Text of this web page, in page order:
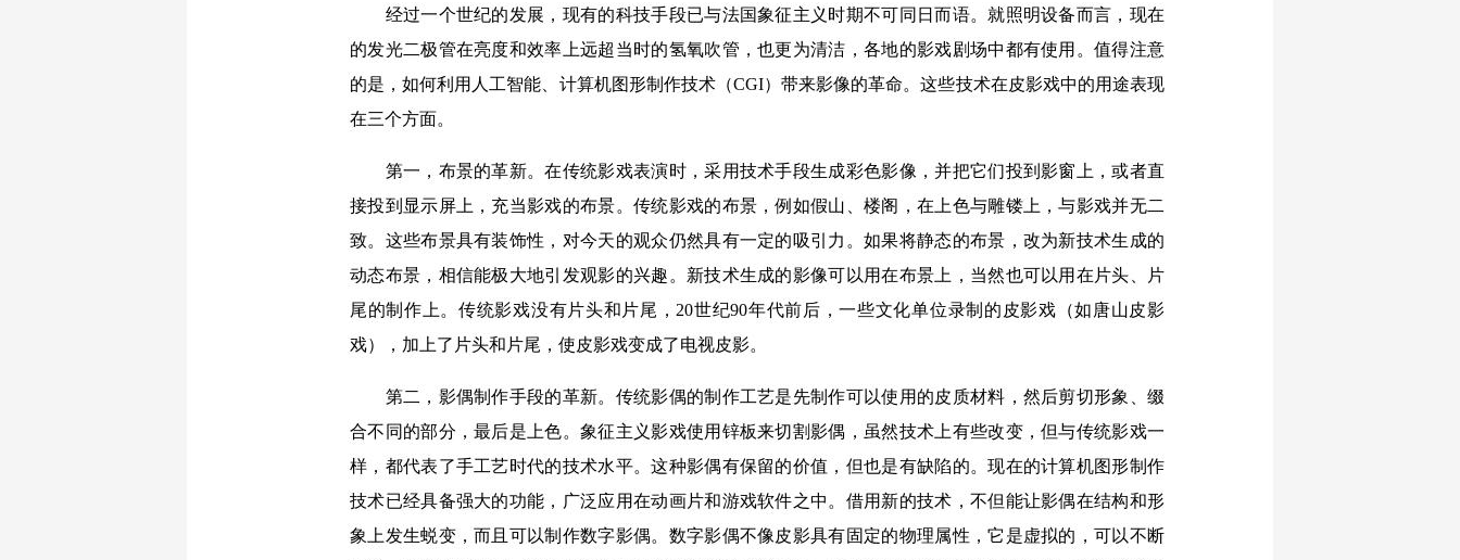
经过一个世纪的发展，现有的科技手段已与法国象征主义时期不可同日而语。就照明设备而言，现在
的发光二极管在亮度和效率上远超当时的氢氧吹管，也更为清洁，各地的影戏剧场中都有使用。值得注意
的是，如何利用人工智能、计算机图形制作技术（CGI）带来影像的革命。这些技术在皮影戏中的用途表现
在三个方面。
第一，布景的革新。在传统影戏表演时，采用技术手段生成彩色影像，并把它们投到影窗上，或者直
接投到显示屏上，充当影戏的布景。传统影戏的布景，例如假山、楼阁，在上色与雕镂上，与影戏并无二
致。这些布景具有装饰性，对今天的观众仍然具有一定的吸引力。如果将静态的布景，改为新技术生成的
动态布景，相信能极大地引发观影的兴趣。新技术生成的影像可以用在布景上，当然也可以用在片头、片
尾的制作上。传统影戏没有片头和片尾，20世纪90年代前后，一些文化单位录制的皮影戏（如唐山皮影
戏），加上了片头和片尾，使皮影戏变成了电视皮影。
第二，影偶制作手段的革新。传统影偶的制作工艺是先制作可以使用的皮质材料，然后剪切形象、缀
合不同的部分，最后是上色。象征主义影戏使用锌板来切割影偶，虽然技术上有些改变，但与传统影戏一
样，都代表了手工艺时代的技术水平。这种影偶有保留的价值，但也是有缺陷的。现在的计算机图形制作
技术已经具备强大的功能，广泛应用在动画片和游戏软件之中。借用新的技术，不但能让影偶在结构和形
象上发生蜕变，而且可以制作数字影偶。数字影偶不像皮影具有固定的物理属性，它是虚拟的，可以不断